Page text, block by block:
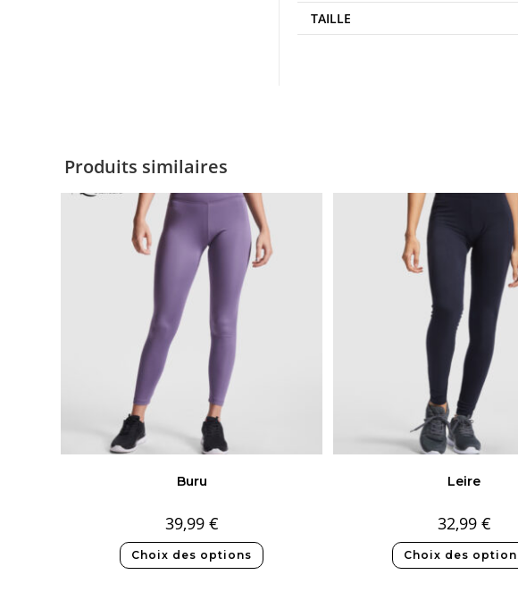
TAILLE
Produits similaires
Buru
39,99 €
Choix des options
Leire
32,99 €
Choix des